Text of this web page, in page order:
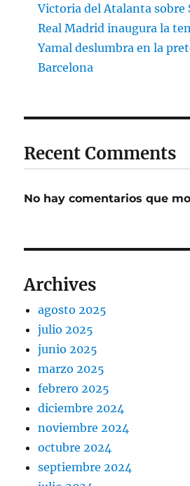
Victoria del Atalanta sobre
Real Madrid inaugura la
Yamal deslumbra en la
Barcelona
Recent Comments
No hay comentarios que
Archives
agosto 2025
julio 2025
junio 2025
marzo 2025
febrero 2025
diciembre 2024
noviembre 2024
octubre 2024
septiembre 2024